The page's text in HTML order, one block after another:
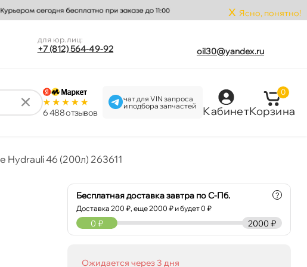
x Ясно, понятно!
для юр.лиц:
+7 (812) 564-49-92 oil30@yandex.ru
6 488 отзыво
чат для VIN запроса
и подбора запчастей
Кабинет
0
Корзина
Hydrauli 46 (200л) 263611
Бесплатная доставка завтра по С-Пб.
Доставка200 ₽, еще2000 ₽ и будет 0 ₽
?
2000 ₽
0 ₽
Ожидается через 3 дня